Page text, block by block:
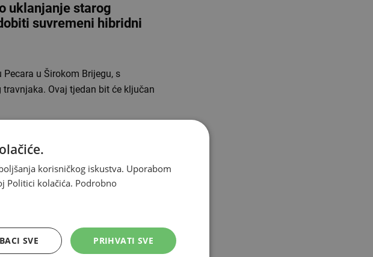
uklanjanje starog
suvremeni hibridni
u Širokom Brijegu, s
Ovaj tjedan bit će ključan
danas otkrio do
HŠK Zrinjski će sutra u Čitluku
korisničkog iskustva. Uporabom
Politici kolačića. Podrobno
PRIHVATI SVE
SVE